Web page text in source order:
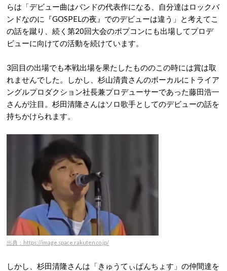
らは「デビュー曲はバンドの代表作になる、自分達はロックバ
ンドなのに『GOSPELの夜』でのデビューは違う」と考えてこ
の話を蹴り、続く第20回大会のポプコンにも出場してプロデ
ビューに向けての活動を続けています。
3回目の出場でも本戦出場を果たしたもののこの時には賞は取
れませんでした。しかし、杉山清貴さんのボーカルにトライア
ングルプロダクション社長兼プロデューサーであった藤田浩一
さんが注目。杉田清隆さんはソロ歌手としてのデビューの話を
持ちかけられます。
出典：https://image.space.rakuten.co.jp/
しかし、杉田清隆さんは「きゅうてぃぱんちょす」の仲間達を